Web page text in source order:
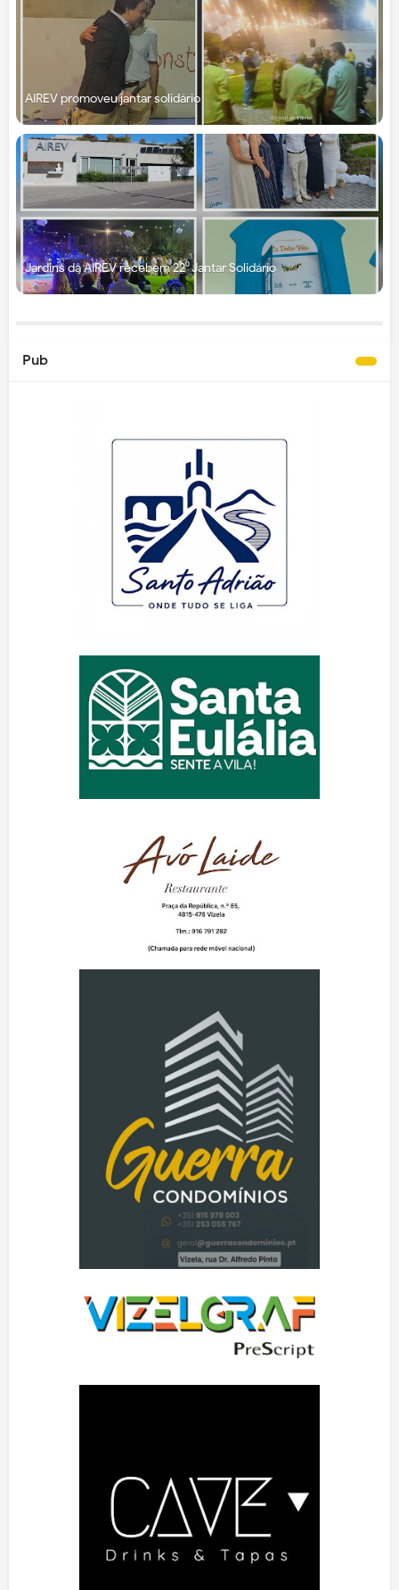
AIREV promoveu jantar solidário
Jardins da AIREV recebem 22⁰ Jantar Solidário
Pub